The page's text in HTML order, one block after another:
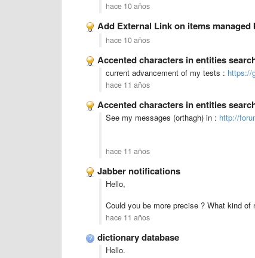
hace 10 años
Add External Link on items managed
hace 10 años
Accented characters in entities
current advancement of my tests : https://
hace 11 años
Accented characters in entities
See my messages (orthagh) in : http://
hace 11 años
Jabber notifications
Hello,
Could you be more precise ? What kind
hace 11 años
dictionary database
Hello.